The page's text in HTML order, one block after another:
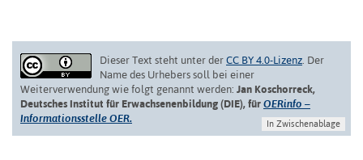
Dieser Text steht unter der CC BY 4.0-Lizenz . Der
Name des Urhebers soll bei einer
Weiterverwendung wie folgt genannt werden: Jan Koschorreck,
Deutsches Institut für Erwachsenenbildung (DIE), für OERinfo –
Informationsstelle OER.
In Zwischenablage